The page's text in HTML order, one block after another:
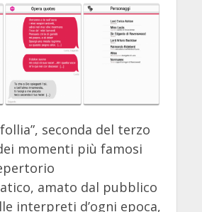
seconda del terzo
momenti più famosi
amato dal pubblico
interpreti d’ogni epoca,